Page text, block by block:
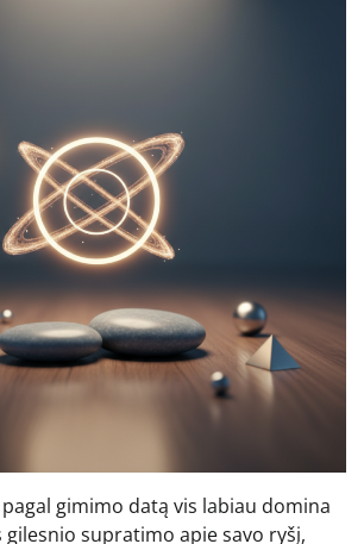
gimimo datą vis labiau domina
gilesnio supratimo apie savo ryšį,